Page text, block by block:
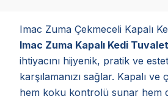
Imac Zuma Çekmeceli Kapalı
Imac Zuma Kapalı Kedi
ihtiyacını hijyenik, pratik ve
karşılamanızı sağlar. Kapalı ve
hem koku kontrolü sunar hem